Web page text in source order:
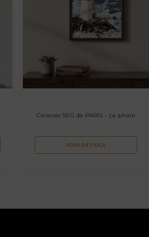
Canevas SEG de PARIS – Le phare
VOIR DÉTAILS